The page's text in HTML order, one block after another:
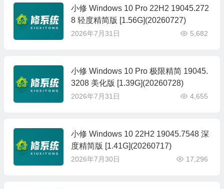
小修 Windows 10 Pro 22H2 19045.272
8 轻度精简版 [1.56G](20260727)
2026年7月31日 5,682
小修 Windows 10 Pro 极限精简 19045.
3208 美化版 [1.39G](20260728)
2026年7月31日 4,655
小修 Windows 10 22H2 19045.7548 深
度精简版 [1.41G](20260717)
2026年7月30日 17,296